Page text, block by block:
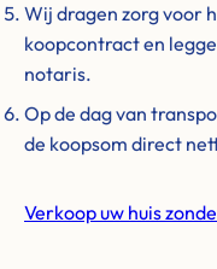
Wij dragen zorg voor
koopcontract en
notaris.
Op de dag van
de koopsom direct
Verkoop uw huis